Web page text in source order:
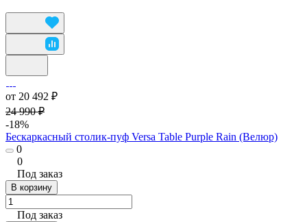
от 20 492 ₽
24 990 ₽
-18%
Бескаркасный столик-пуф Versa Table Purple Rain (Велюр)
0
0
Под заказ
В корзину
Под заказ